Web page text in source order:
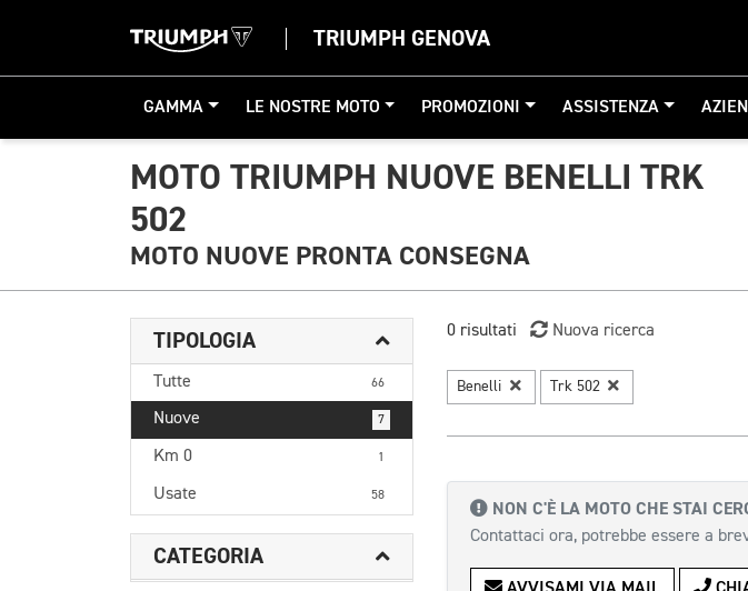
TRIUMPH GENOVA
GAMMA LE NOSTRE MOTO PROMOZIONI ASSISTENZA
MOTO TRIUMPH NUOVE BENELLI TRK
502
MOTO NUOVE PRONTA CONSEGNA
TIPOLOGIA
Tutte 66
Nuove 7
Km 0 1
Usate 58
CATEGORIA
0 risultati Nuova ricerca
Benelli Trk 502
NON C'È LA MOTO CHE STAI
Contattaci ora, potrebbe essere a